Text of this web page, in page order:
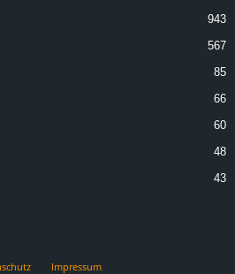
943
567
85
66
60
48
43
Impressum